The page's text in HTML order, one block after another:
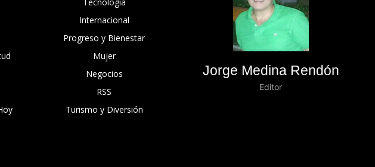
Internacional
Progreso y Bienestar
Mujer
Negocios
RSS
Turismo y Diversión
Jorge Medina Rendón
Editor